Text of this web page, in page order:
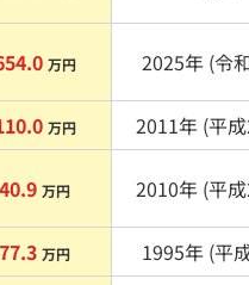
万円 2025年 (令
万円 2011年 (平
40.9 万円 2010年 (平
77.3 万円 1995年 (平